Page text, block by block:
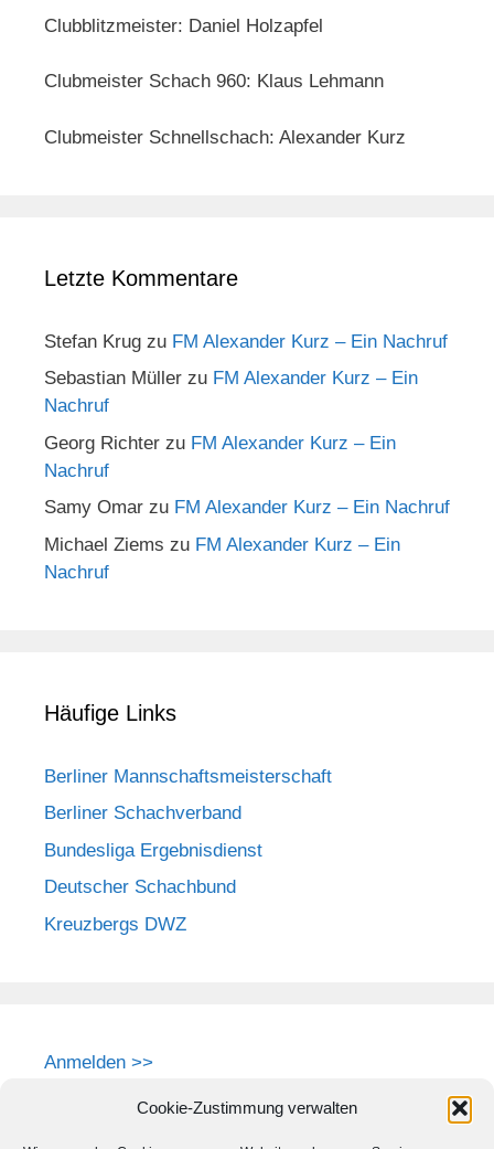
Cookie-Zustimmung verwalten
Clubblitzmeister: Daniel Holzapfel
Clubmeister Schach 960: Klaus Lehmann
Clubmeister Schnellschach: Alexander Kurz
Letzte Kommentare
Stefan Krug zu FM Alexander Kurz – Ein Nachruf
Sebastian Müller zu FM Alexander Kurz – Ein
Nachruf
Georg Richter zu FM Alexander Kurz – Ein
Nachruf
Samy Omar zu FM Alexander Kurz – Ein Nachruf
Michael Ziems zu FM Alexander Kurz – Ein
Nachruf
Häufige Links
Berliner Mannschaftsmeisterschaft
Berliner Schachverband
Bundesliga Ergebnisdienst
Deutscher Schachbund
Kreuzbergs DWZ
Anmelden >>